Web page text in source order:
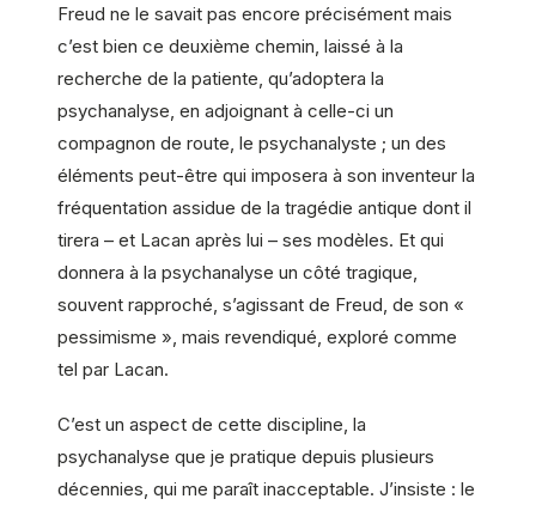
Freud ne le savait pas encore précisément mais
c’est bien ce deuxième chemin, laissé à la
recherche de la patiente, qu’adoptera la
psychanalyse, en adjoignant à celle-ci un
compagnon de route, le psychanalyste ; un des
éléments peut-être qui imposera à son inventeur la
fréquentation assidue de la tragédie antique dont il
tirera – et Lacan après lui – ses modèles. Et qui
donnera à la psychanalyse un côté tragique,
souvent rapproché, s’agissant de Freud, de son «
pessimisme », mais revendiqué, exploré comme
tel par Lacan.
C’est un aspect de cette discipline, la
psychanalyse que je pratique depuis plusieurs
décennies, qui me paraît inacceptable. J’insiste : le